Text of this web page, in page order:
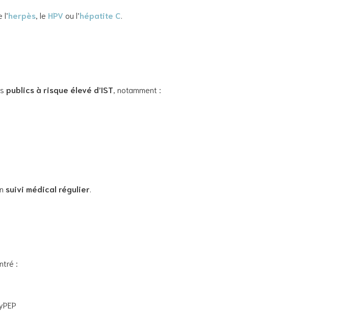
l’herpès , le HPV ou l’hépatite C
publics à risque élevé d’IST , notamment :
suivi médical régulier
: